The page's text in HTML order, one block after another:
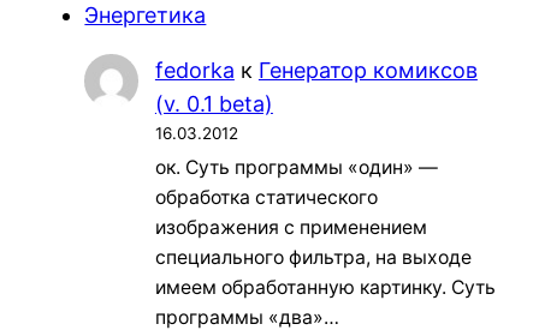
Энергетика
fedorka к Генератор комиксов
(v. 0.1 beta)
16.03.2012
ок. Суть программы «один» —
обработка статического
изображения с применением
специального фильтра, на выходе
имеем обработанную картинку. Суть
программы «два»…